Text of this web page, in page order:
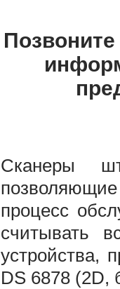
Сканеры
позволяющие
процесс
считывать
устройства,
DS 6878 (2D,